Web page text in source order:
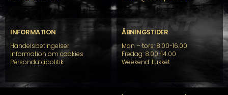
INFORMATION
Handelsbetingelser
Information om cookies
Persondatapolitik
ÅBNINGSTIDER
Man – tors: 8.00-16.00
Fredag: 8.00-14.00
Weekend: Lukket